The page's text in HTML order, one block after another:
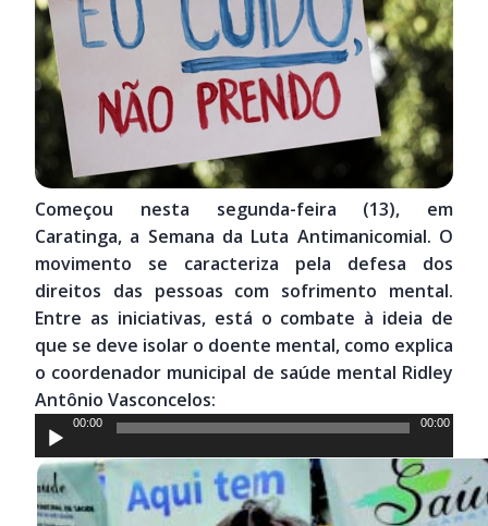
Começou nesta segunda-feira (13), em
Caratinga, a Semana da Luta Antimanicomial. O
movimento se caracteriza pela defesa dos
direitos das pessoas com sofrimento mental.
Entre as iniciativas, está o combate à ideia de
que se deve isolar o doente mental, como explica
o coordenador municipal de saúde mental Ridley
Antônio Vasconcelos:
Tocador
de
áudio
00:00 00:00